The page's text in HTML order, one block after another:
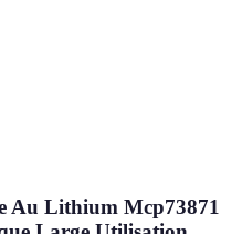
Au Lithium Mcp73871